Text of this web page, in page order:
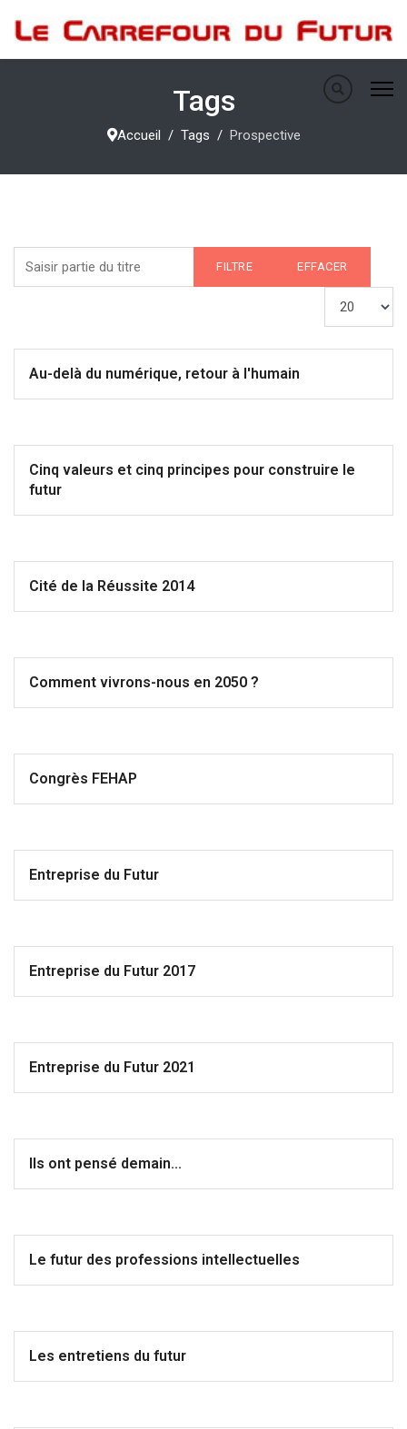
Tags
Accueil Tags Prospective
FILTRE EFFACER
Au-delà du numérique, retour à l'humain
Cinq valeurs et cinq principes pour construire le
futur
Cité de la Réussite 2014
Comment vivrons-nous en 2050 ?
Congrès FEHAP
Entreprise du Futur
Entreprise du Futur 2017
Entreprise du Futur 2021
Ils ont pensé demain...
Le futur des professions intellectuelles
Les entretiens du futur